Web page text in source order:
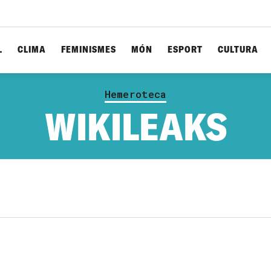
CLIMA FEMINISMES MÓN ESPORT CULTURA
Hemeroteca
WIKILEAKS